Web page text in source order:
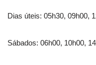
Dias úteis: 05h30, 09h00,
Sábados: 06h00, 10h00,